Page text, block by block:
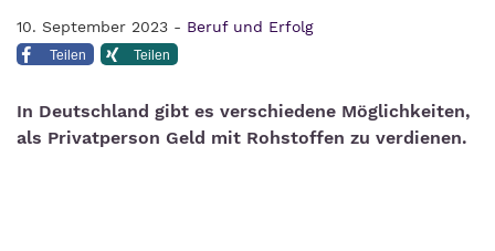
10. September 2023 - Beruf und Erfolg
Teilen Teilen
In Deutschland gibt es verschiedene Möglichkeiten,
als Privatperson Geld mit Rohstoffen zu verdienen.